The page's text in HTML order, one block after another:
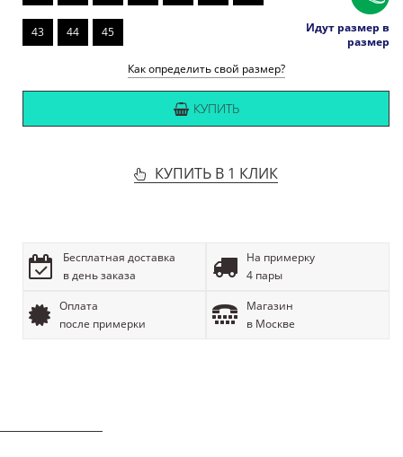
43 44 45
Идут размер в
размер
Как определить свой размер?
КУПИТЬ
КУПИТЬ В 1 КЛИК
Бесплатная доставка
в день заказа
На примерку
4 пары
Оплата
после примерки
Магазин
в Москве